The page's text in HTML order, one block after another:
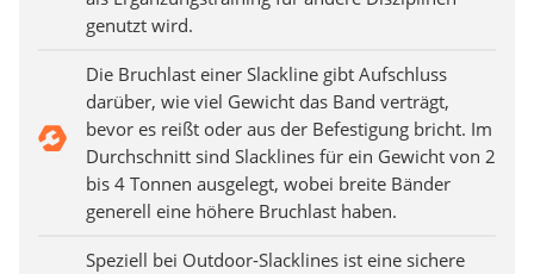
genutzt wird.
Die Bruchlast einer Slackline gibt Aufschluss
darüber, wie viel Gewicht das Band verträgt,
bevor es reißt oder aus der Befestigung bricht. Im
Durchschnitt sind Slacklines für ein Gewicht von 2
bis 4 Tonnen ausgelegt, wobei breite Bänder
generell eine höhere Bruchlast haben.
Speziell bei Outdoor-Slacklines ist eine sichere